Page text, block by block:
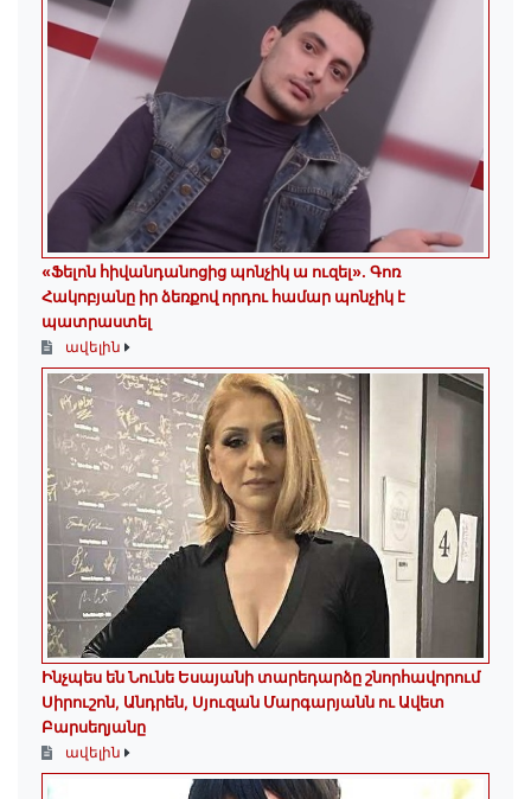
«Ֆելոն հիվանդանոցից պոնչիկ ա ուզել». Գոռ
Հակոբյանը իր ձեռքով որդու համար պոնչիկ է
պատրաստել
ավելին
Ինչպես են Նունե Եսայանի տարեդարձը շնորհավորում
Սիրուշոն, Անդրեն, Սյուզան Մարգարյանն ու Ավետ
Բարսեղյանը
ավելին